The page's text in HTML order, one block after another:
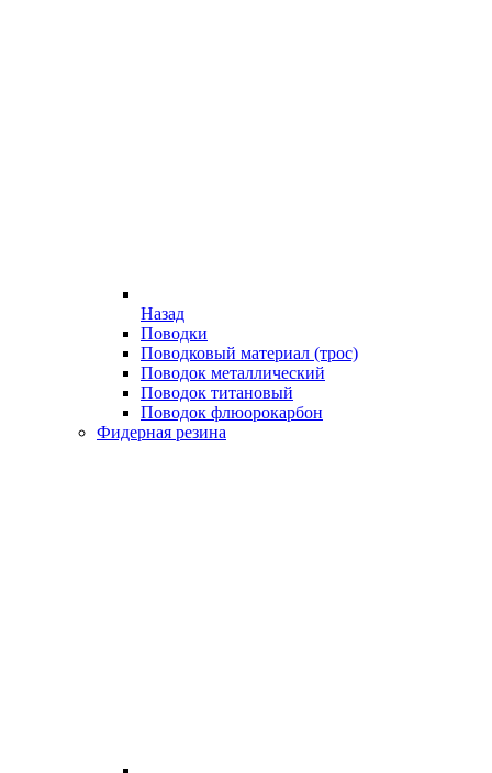
Назад
Поводки
Поводковый материал (трос)
Поводок металлический
Поводок титановый
Поводок флюорокарбон
Фидерная резина